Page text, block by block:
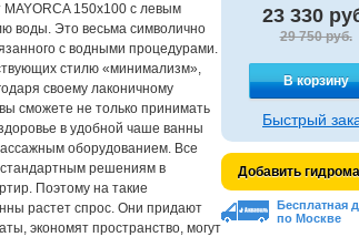
150x100 с левым
воды. Это весьма символично
с водными процедурами.
стилю «минимализм»,
своему лаконичному
сможете не только принимать
в удобной чаше ванны
оборудованием. Все
решениям в
Поэтому на такие
растет спрос. Они придают
экономят пространство, могут
23 330
29 750 руб.
В корзину
Быстрый
Добавить
Бесплатная
по Москве